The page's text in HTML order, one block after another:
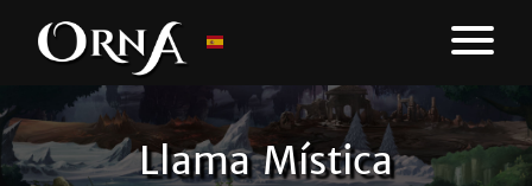
Llama Mística